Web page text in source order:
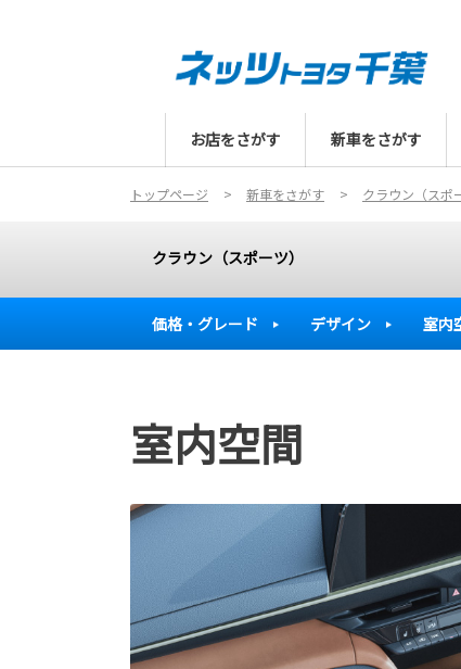
お店をさがす 新車をさがす
トップページ 新車をさがす クラウン（スポ
クラウン（スポーツ）
価格・グレード デザイン 室内
室内空間